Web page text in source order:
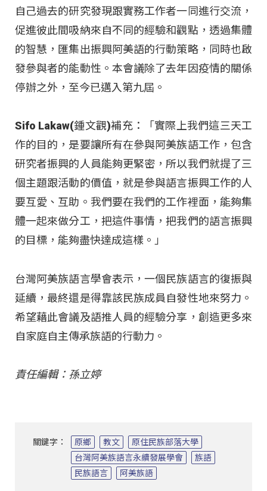
自己過去的研究發現跟實務工作者一同進行交流，
促進彼此間吸納來自不同的經驗和觀點，透過集體
的智慧，匯集出振興阿美語的行動策略，同時也啟
發參與者的能動性。本會議除了去年因疫情的關係
停辦之外，至今已邁入第九屆。
Sifo Lakaw(鍾文觀)補充：「實際上我們這三天工
作的目的，是要讓所有在參與阿美族語工作，包含
研究者振興的人員能夠更緊密，所以我們就提了三
個主題跟活動的價值，就是參與語言振興工作的人
要互愛、互助。我們要在我們的工作裡面，能夠集
體一起來做分工，把這件事情，把我們的語言振興
的目標，能夠盡快達成這樣。」
台灣阿美族語言學會表示，一個民族語言的復振與
延續，最終還是得靠該民族成員自發性地來努力。
希望藉此會議及語推人員的經驗分享，創造更多來
自家庭自主傳承族語的行動力。
責任編輯：孫立婷
關鍵字： 原鄉 教文
原住民族部落大學
台灣阿美族語言永續發展學會
族語
民族語言
阿美族語